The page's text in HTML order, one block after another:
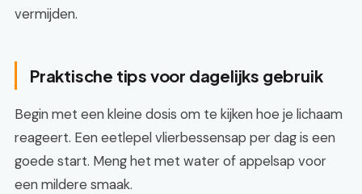
vermijden.
Praktische tips voor dagelijks gebruik
Begin met een kleine dosis om te kijken hoe je lichaam
reageert. Een eetlepel vlierbessensap per dag is een
goede start. Meng het met water of appelsap voor
een mildere smaak.